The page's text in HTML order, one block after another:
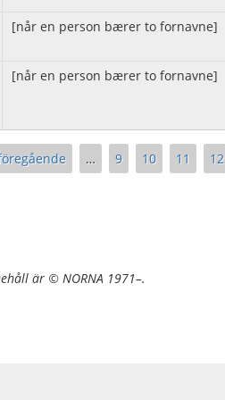
[når en person bærer to fornavne]
[når en person bærer to fornavne]
… 9 10 11 12
är © NORNA 1971–.